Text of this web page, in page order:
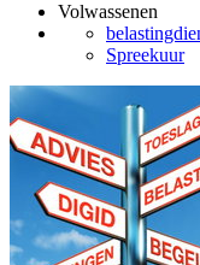
Volwassenen
Spreekuur